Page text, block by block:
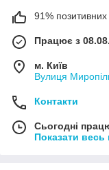
91% позитивних
Працює з
м. Київ
Вулиця
Контакти
Сьогодні
Показати весь